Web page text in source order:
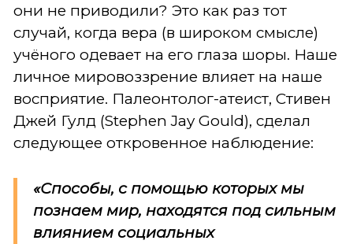
они не приводили? Это как раз тот
случай, когда вера (в широком смысле)
учёного одевает на его глаза шоры. Наше
личное мировоззрение влияет на наше
восприятие. Палеонтолог-атеист, Стивен
Джей Гулд (Stephen Jay Gould), сделал
следующее откровенное наблюдение:
«Способы, с помощью которых мы
познаем мир, находятся под сильным
влиянием социальных